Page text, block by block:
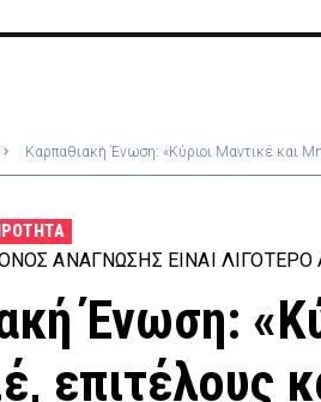
Καρπαθιακή Ένωση: «Κύριοι Μαντικέ και
ΑΝΆΓΝΩΣΗΣ ΕΊΝΑΙ
Ένωση:
επιτέλους